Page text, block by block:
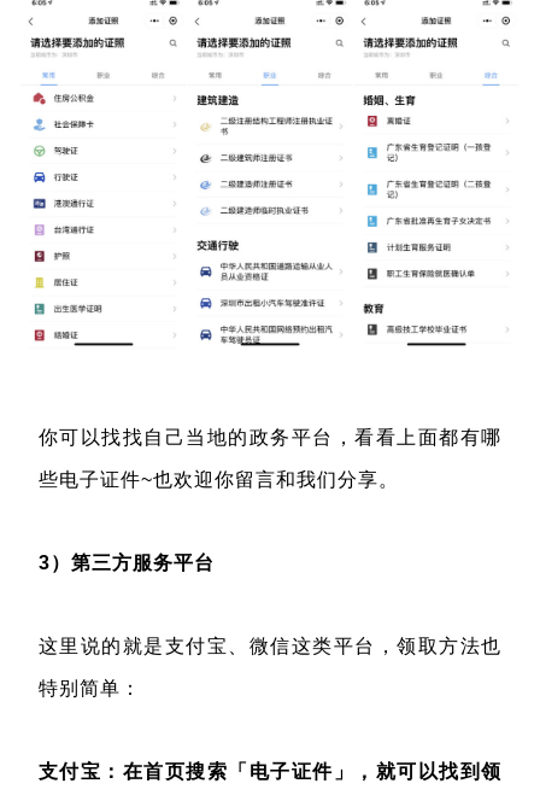
你可以找找自己当地的政务平台，看看上面都有哪
些电子证件~也欢迎你留言和我们分享。
3）第三方服务平台
这里说的就是支付宝、微信这类平台，领取方法也
特别简单：
支付宝：在首页搜索「电子证件」，就可以找到领